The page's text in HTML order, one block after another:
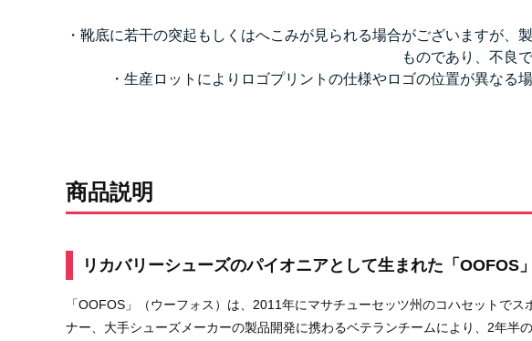
・靴底に若干の突起もしくはへこみが見られる場合がございますが、
ものであり、不良
・生産ロットによりロゴプリントの仕様やロゴの位置が異なる
商品説明
リカバリーシューズのパイオニアとして生まれた「OOFOS」
「OOFOS」（ウーフォス）は、2011年にマサチューセッツ州のコハセットでス
ナー、大手シューズメーカーの製品開発に携わるベテランチームにより、2年半